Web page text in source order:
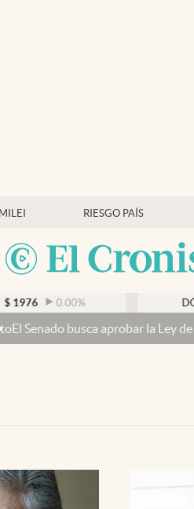
RIESGO PAÍS
0.00% DÓLAR MEP
aprobar la Ley de Propiedad